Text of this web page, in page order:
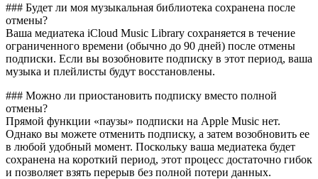
### Будет ли моя музыкальная библиотека сохранена после
отмены?
Ваша медиатека iCloud Music Library сохраняется в течение
ограниченного времени (обычно до 90 дней) после отмены
подписки. Если вы возобновите подписку в этот период, ваша
музыка и плейлисты будут восстановлены.
### Можно ли приостановить подписку вместо полной
отмены?
Прямой функции «паузы» подписки на Apple Music нет.
Однако вы можете отменить подписку, а затем возобновить ее
в любой удобный момент. Поскольку ваша медиатека будет
сохранена на короткий период, этот процесс достаточно гибок
и позволяет взять перерыв без полной потери данных.